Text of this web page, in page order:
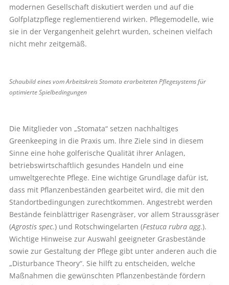
modernen Gesellschaft diskutiert werden und auf die
Golfplatzpflege reglementierend wirken. Pflegemodelle, wie
sie in der Vergangenheit gelehrt wurden, scheinen vielfach
nicht mehr zeitgemäß.
Schaubild eines vom Arbeitskreis Stomata erarbeiteten Pflegesystems für
optimierte Spielbedingungen
Die Mitglieder von „Stomata“ setzen nachhaltiges
Greenkeeping in die Praxis um. Ihre Ziele sind in diesem
Sinne eine hohe golferische Qualität ihrer Anlagen,
betriebswirtschaftlich gesundes Handeln und eine
umweltgerechte Pflege. Eine wichtige Grundlage dafür ist,
dass mit Pflanzenbeständen gearbeitet wird, die mit den
Standortbedingungen zurechtkommen. Angestrebt werden
Bestände feinblättriger Rasengräser, vor allem Straussgräser
(Agrostis spec.) und Rotschwingelarten (Festuca rubra agg.).
Wichtige Hinweise zur Auswahl geeigneter Grasbestände
sowie zur Gestaltung der Pflege gibt unter anderen auch die
„Disturbance Theory“. Sie hilft zu entscheiden, welche
Maßnahmen die gewünschten Pflanzenbestände fördern